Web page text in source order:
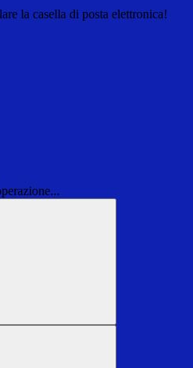
la casella di posta elettronica!